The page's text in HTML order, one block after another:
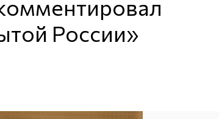
России»